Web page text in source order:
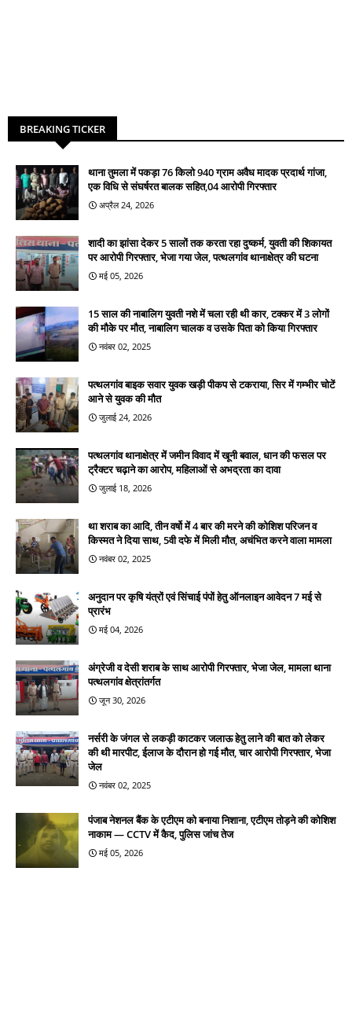
BREAKING TICKER
थाना तुमला में पकड़ा 76 किलो 940 ग्राम अवैध मादक प्रदार्थ गांजा,
एक विधि से संघर्षरत बालक सहित,04 आरोपी गिरफ्तार
अप्रैल 24, 2026
शादी का झांसा देकर 5 सालों तक करता रहा दुष्कर्म, युवती की शिकायत
पर आरोपी गिरफ्तार, भेजा गया जेल, पत्थलगांव थानाक्षेत्र की घटना
मई 05, 2026
15 साल की नाबालिग युवती नशे में चला रही थी कार, टक्कर में 3 लोगों
की मौके पर मौत, नाबालिग चालक व उसके पिता को किया गिरफ्तार
नवंबर 02, 2025
पत्थलगांव बाइक सवार युवक खड़ी पीकप से टकराया, सिर में गम्भीर चोटें
आने से युवक की मौत
जुलाई 24, 2026
पत्थलगांव थानाक्षेत्र में जमीन विवाद में खूनी बवाल, धान की फसल पर
ट्रैक्टर चढ़ाने का आरोप, महिलाओं से अभद्रता का दावा
जुलाई 18, 2026
था शराब का आदि, तीन वर्षो में 4 बार की मरने की कोशिश परिजन व
किस्मत ने दिया साथ, 5वी दफे में मिली मौत, अचंभित करने वाला मामला
नवंबर 02, 2025
अनुदान पर कृषि यंत्रों एवं सिंचाई पंपों हेतु ऑनलाइन आवेदन 7 मई से
प्रारंभ
मई 04, 2026
अंग्रेजी व देसी शराब के साथ आरोपी गिरफ्तार, भेजा जेल, मामला थाना
पत्थलगांव क्षेत्रांतर्गत
जून 30, 2026
नर्सरी के जंगल से लकड़ी काटकर जलाऊ हेतु लाने की बात को लेकर
की थी मारपीट, ईलाज के दौरान हो गई मौत, चार आरोपी गिरफ्तार, भेजा
जेल
नवंबर 02, 2025
पंजाब नेशनल बैंक के एटीएम को बनाया निशाना, एटीएम तोड़ने की कोशिश
नाकाम — CCTV में कैद, पुलिस जांच तेज
मई 05, 2026